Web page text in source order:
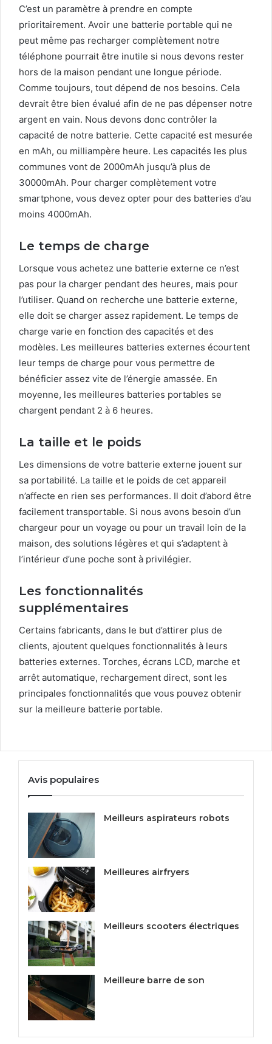
C’est un paramètre à prendre en compte
prioritairement. Avoir une batterie portable qui ne
peut même pas recharger complètement notre
téléphone pourrait être inutile si nous devons rester
hors de la maison pendant une longue période.
Comme toujours, tout dépend de nos besoins. Cela
devrait être bien évalué afin de ne pas dépenser notre
argent en vain. Nous devons donc contrôler la
capacité de notre batterie. Cette capacité est mesurée
en mAh, ou milliampère heure. Les capacités les plus
communes vont de 2000mAh jusqu’à plus de
30000mAh. Pour charger complètement votre
smartphone, vous devez opter pour des batteries d’au
moins 4000mAh.
Le temps de charge
Lorsque vous achetez une batterie externe ce n’est
pas pour la charger pendant des heures, mais pour
l’utiliser. Quand on recherche une batterie externe,
elle doit se charger assez rapidement. Le temps de
charge varie en fonction des capacités et des
modèles. Les meilleures batteries externes écourtent
leur temps de charge pour vous permettre de
bénéficier assez vite de l’énergie amassée. En
moyenne, les meilleures batteries portables se
chargent pendant 2 à 6 heures.
La taille et le poids
Les dimensions de votre batterie externe jouent sur
sa portabilité. La taille et le poids de cet appareil
n’affecte en rien ses performances. Il doit d’abord être
facilement transportable. Si nous avons besoin d’un
chargeur pour un voyage ou pour un travail loin de la
maison, des solutions légères et qui s’adaptent à
l’intérieur d’une poche sont à privilégier.
Les fonctionnalités
supplémentaires
Certains fabricants, dans le but d’attirer plus de
clients, ajoutent quelques fonctionnalités à leurs
batteries externes. Torches, écrans LCD, marche et
arrêt automatique, rechargement direct, sont les
principales fonctionnalités que vous pouvez obtenir
sur la meilleure batterie portable.
Avis populaires
Meilleurs aspirateurs robots
Meilleures airfryers
Meilleurs scooters électriques
Meilleure barre de son